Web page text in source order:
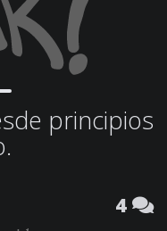
principios
4